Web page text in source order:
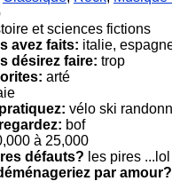
et sciences fictions
avez faits: italie,
désirez faire: trop
arté
vélo ski
bof
à 25,000
défauts? les pires ...lol
par amour?